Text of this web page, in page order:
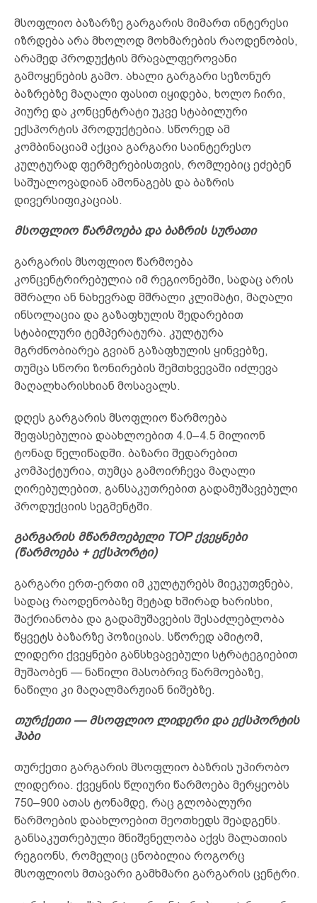
მსოფლიო ბაზარზე გარგარის მიმართ ინტერესი
იზრდება არა მხოლოდ მოხმარების რაოდენობის,
არამედ პროდუქტის მრავალფეროვანი
გამოყენების გამო. ახალი გარგარი სეზონურ
ბაზრებზე მაღალი ფასით იყიდება, ხოლო ჩირი,
პიურე და კონცენტრატი უკვე სტაბილური
ექსპორტის პროდუქტებია. სწორედ ამ
კომბინაციამ აქცია გარგარი საინტერესო
კულტურად ფერმერებისთვის, რომლებიც ეძებენ
საშუალოვადიან ამონაგებს და ბაზრის
დივერსიფიკაციას.
მსოფლიო წარმოება და ბაზრის სურათი
გარგარის მსოფლიო წარმოება
კონცენტრირებულია იმ რეგიონებში, სადაც არის
მშრალი ან ნახევრად მშრალი კლიმატი, მაღალი
ინსოლაცია და გაზაფხულის შედარებით
სტაბილური ტემპერატურა. კულტურა
მგრძნობიარეა გვიან გაზაფხულის ყინვებზე,
თუმცა სწორი ზონირების შემთხვევაში იძლევა
მაღალხარისხიან მოსავალს.
დღეს გარგარის მსოფლიო წარმოება
შეფასებულია დაახლოებით 4.0–4.5 მილიონ
ტონად წელიწადში. ბაზარი შედარებით
კომპაქტურია, თუმცა გამოირჩევა მაღალი
ღირებულებით, განსაკუთრებით გადამუშავებული
პროდუქციის სეგმენტში.
გარგარის მწარმოებელი TOP ქვეყნები
(წარმოება + ექსპორტი)
გარგარი ერთ-ერთი იმ კულტურებს მიეკუთვნება,
სადაც რაოდენობაზე მეტად ხშირად ხარისხი,
შაქრიანობა და გადამუშავების შესაძლებლობა
წყვეტს ბაზარზე პოზიციას. სწორედ ამიტომ,
ლიდერი ქვეყნები განსხვავებული სტრატეგიებით
მუშაობენ — ნაწილი მასობრივ წარმოებაზე,
ნაწილი კი მაღალმარჟიან ნიშებზე.
თურქეთი — მსოფლიო ლიდერი და ექსპორტის
ჰაბი
თურქეთი გარგარის მსოფლიო ბაზრის უპირობო
ლიდერია. ქვეყნის წლიური წარმოება მერყეობს
750–900 ათას ტონამდე, რაც გლობალური
წარმოების დაახლოებით მეოთხედს შეადგენს.
განსაკუთრებული მნიშვნელობა აქვს მალათიის
რეგიონს, რომელიც ცნობილია როგორც
მსოფლიოს მთავარი გამხმარი გარგარის ცენტრი.